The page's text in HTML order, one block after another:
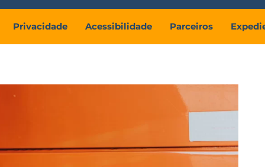
Privacidade Acessibilidade Parceiros